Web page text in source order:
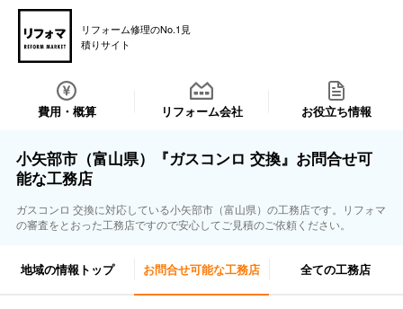
リフォーム修理のNo.1見
積りサイト
費用・概算 リフォーム会社 お役立ち情報
小矢部市（富山県）『ガスコンロ 交換』お問合せ可
能な工務店
ガスコンロ 交換に対応している小矢部市（富山県）の工務店です。リフォマ
の審査をとおった工務店ですので安心してご見積のご依頼ください。
地域の情報トップ お問合せ可能な工務店 全ての工務店